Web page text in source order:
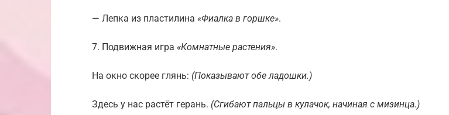
— Лепка из пластилина «Фиалка в горшке».
7. Подвижная игра «Комнатные растения».
На окно скорее глянь: (Показывают обе ладошки.)
Здесь у нас растёт герань. (Сгибают пальцы в кулачок, начиная с мизинца.)